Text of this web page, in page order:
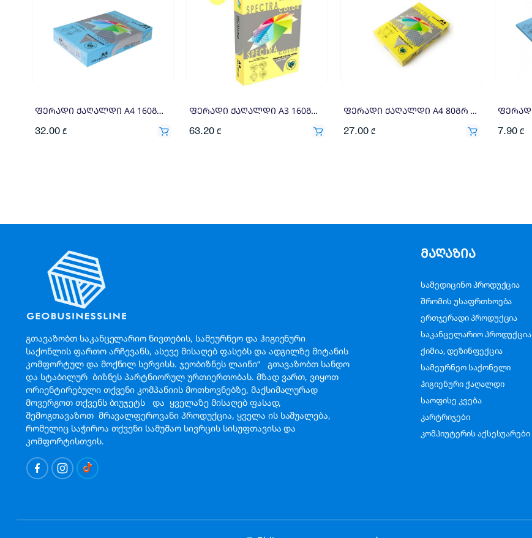
ფერადი ქაღალდი A4 160გრ 250ფ ცისფერი
32.00 ₾
ფერადი ქაღალდი A3 160გრ 250ფ ღია ყვითელი
63.20 ₾
ფერადი ქაღალდი A4 80გრ 500ფ ყვითელი
27.00 ₾ 7.90 ₾
გთავაზობთ საკანცელარიო ნივთების, სამეურნეო და ჰიგიენური
საქონლის ფართო არჩევანს, ასევე მისაღებ ფასებს და ადგილზე მიტანის
კომფორტულ და მოქნილ სერვისს. ჯეობიზნეს ლაინი“ გთავაზობთ სანდო
და სტაბილურ ბიზნეს პარტნიორულ ურთიერთობას. მზად ვართ, ვიყოთ
ორიენტირებული თქვენი კომპანიის მოთხოვნებზე, მაქსიმალურად
მოვერგოთ თქვენს ბიუჯეტს და ყველაზე მისაღებ ფასად,
შემოგთავაზოთ მრავალფეროვანი პროდუქცია, ყველა ის საშუალება,
რომელიც საჭიროა თქვენი სამუშაო სივრცის სისუფთავისა და
კომფორტისთვის.
მაღაზია
სამედიცინო პროდუქცია
შრომის უსაფრთხოება
ერთჯერადი პროდუქცია
საკანცელარიო პროდუქცია
ქიმია, დეზინფექცია
სამეურნეო საქონელი
ჰიგიენური ქაღალდი
საოფისე კვება
კარტრიჯები
კომპიუტერის აქსესუარები